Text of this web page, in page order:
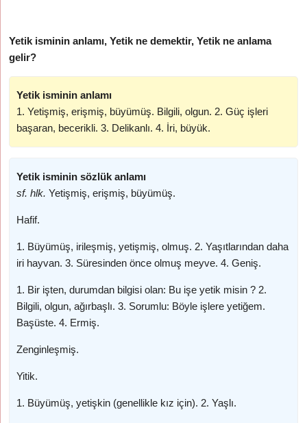
Yetik isminin anlamı, Yetik ne demektir, Yetik ne anlama
gelir?
Yetik isminin anlamı
1. Yetişmiş, erişmiş, büyümüş. Bilgili, olgun. 2. Güç işleri
başaran, becerikli. 3. Delikanlı. 4. İri, büyük.
Yetik isminin sözlük anlamı
sf. hlk. Yetişmiş, erişmiş, büyümüş.
Hafif.
1. Büyümüş, irileşmiş, yetişmiş, olmuş. 2. Yaşıtlarından daha
iri hayvan. 3. Süresinden önce olmuş meyve. 4. Geniş.
1. Bir işten, durumdan bilgisi olan: Bu işe yetik misin ? 2.
Bilgili, olgun, ağırbaşlı. 3. Sorumlu: Böyle işlere yetiğem.
Başüste. 4. Ermiş.
Zenginleşmiş.
Yitik.
1. Büyümüş, yetişkin (genellikle kız için). 2. Yaşlı.